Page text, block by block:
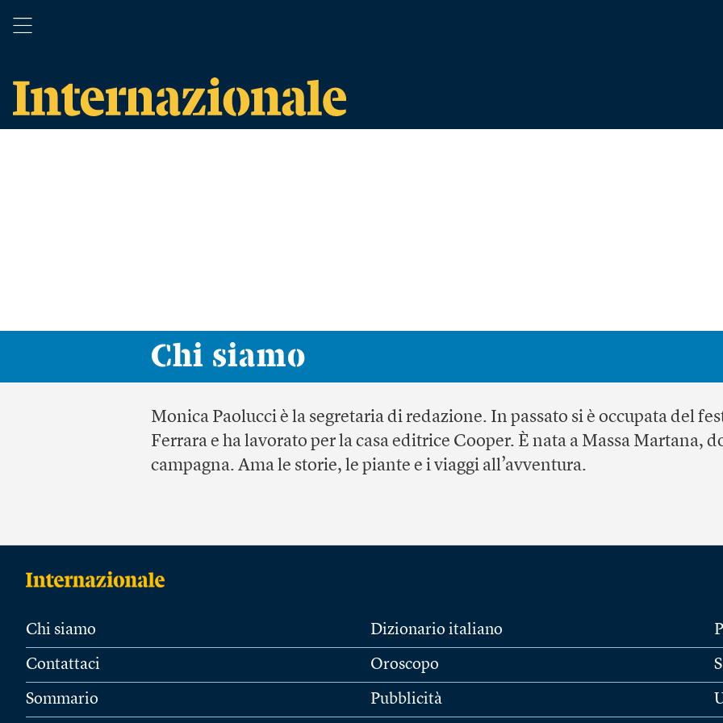
Chi siamo
Monica Paolucciè la segretaria di redazione. In passato si è occupata del
Ferrara e ha lavorato per la casa editrice Cooper. È nata a Massa Martana,
campagna. Ama le storie, le piante e i viaggi all’avventura.
Chi siamo
Contattaci
Sommario
Dizionario italiano
Oroscopo
Pubblicità